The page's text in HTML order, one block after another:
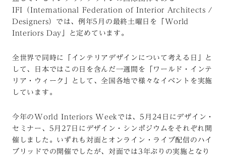
IFI（International Federation of Interior Architects /
Designers）では、例年5月の最終土曜日を「World
Interiors Day」と定めています。
全世界で同時に「インテリアデザインについて考える日」と
して、日本ではこの日を含んだ一週間を「ワールド・インテ
リア・ウィーク」として、全国各地で様々なイベントを実施
しています。
今年のWorld Interiors Weekでは、5月24日にデザイン・
セミナー、5月27日にデザイン・シンポジウムをそれぞれ開
催しました。いずれも対面とオンライン・ライブ配信のハイ
ブリッドでの開催でしたが、対面では3年ぶりの実施となり